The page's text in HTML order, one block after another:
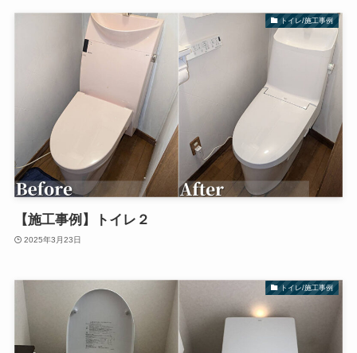
トイレ/施工事例
【施工事例】トイレ２
2025年3月23日
トイレ/施工事例